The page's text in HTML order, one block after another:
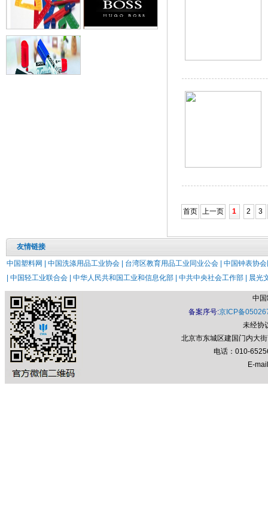
首页 上一页 1 2 3
友情链接
中国塑料网 | 中国洗涤用品工业协会 | 台湾区教育用品工业同业公会 | 中国钟表协
中国轻工业联合会 | 中华人民共和国工业和信息化部 | 中共中央社会工作部 | 晨光
中
备案序号:京ICP备
未经协
北京市东城区建国门内大
电话：010-
E-